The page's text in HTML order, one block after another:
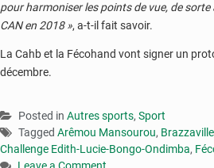
pour harmoniser les points de vue, de
CAN en 2018 », a-t-il fait savoir.
La Cahb et la Fécohand vont signer un
décembre.
Posted in Autres sports, Sport
Tagged Arêmou Mansourou, Brazzaville
Challenge Edith-Lucie-Bongo-Ondimba,
Leave a Comment